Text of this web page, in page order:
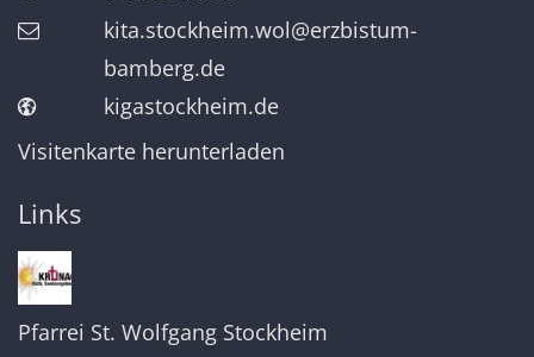
kita.stockheim.wol@erzbistum-
bamberg.de
kigastockheim.de
Visitenkarte herunterladen
Links
Pfarrei St. Wolfgang Stockheim